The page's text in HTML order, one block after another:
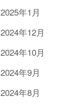
2025年1月
2024年12月
2024年10月
2024年9月
2024年8月